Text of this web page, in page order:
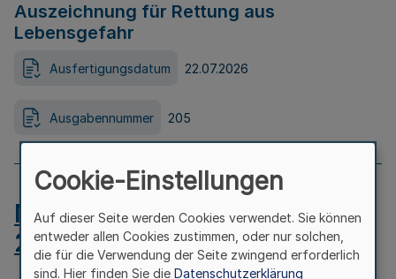
Auszeichnung für Rettung aus
Lebensgefahr
Ausfertigungsdatum 22.07.2026
Ausgabennummer 205
MB.NRW 2026 Nr. 204 vom
24.07.2026
Cookie-Einstellungen
Auf dieser Seite werden Cookies verwendet. Sie können
entweder allen Cookies zustimmen, oder nur solchen,
die für die Verwendung der Seite zwingend erforderlich
sind. Hier finden Sie die Datenschutzerklärung